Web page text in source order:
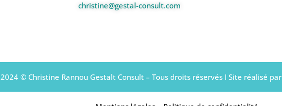
christine@gestal-consult.com
2024 © Christine Rannou Gestalt Consult – Tous droits réservés I Site réalisé par